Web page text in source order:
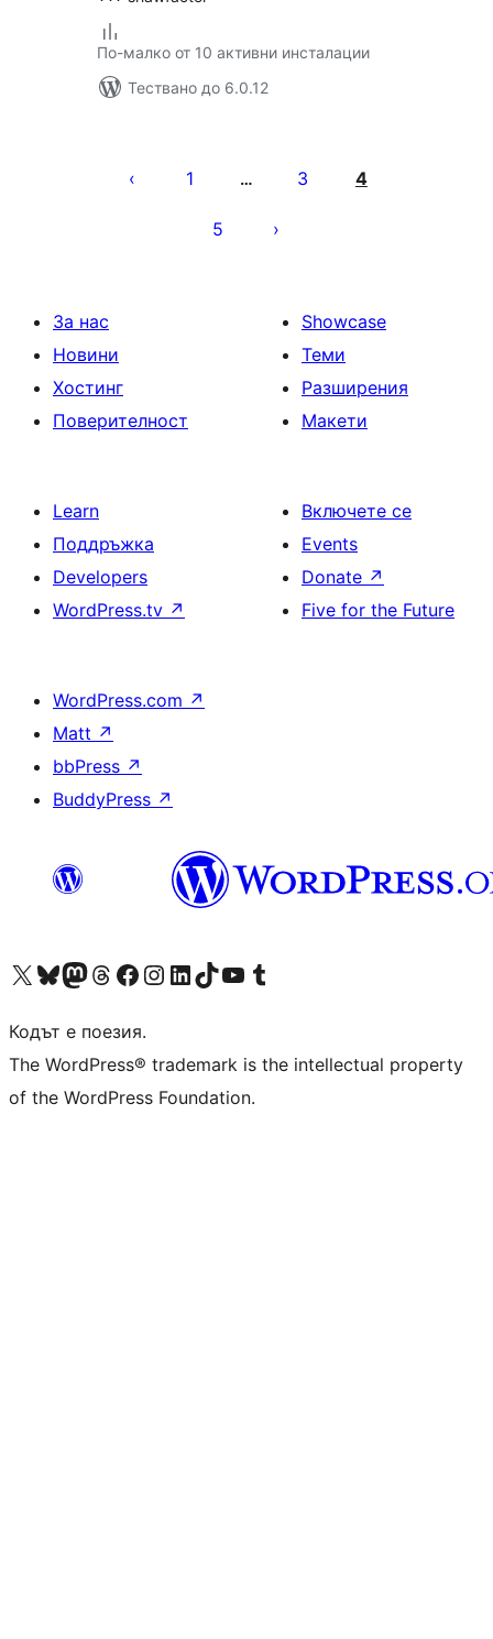
По-малко от 10 активни инсталации
Тествано до 6.0.12
1 … 3 4
5
За нас
Новини
Хостинг
Поверителност
Showcase
Теми
Разширения
Макети
Learn
Поддръжка
Developers
WordPress.tv ↗
Включете се
Events
Donate ↗
Five for the Future
WordPress.com ↗
Matt ↗
bbPress ↗
BuddyPress ↗
Visit our X (formerly Twitter) account
Visit our Bluesky account
Visit our Mastodon account
Visit our Threads account
Посетете нашата страница във Facebook
Посетете нашия профил в Instagram
Посетете нашия профил в LinkedIn
Visit our TikTok account
Visit our YouTube channel
Visit our Tumblr account
Кодът е поезия.
The WordPress® trademark is the intellectual property
of the WordPress Foundation.